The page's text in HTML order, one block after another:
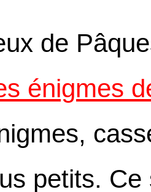
de
énigmes
petits.